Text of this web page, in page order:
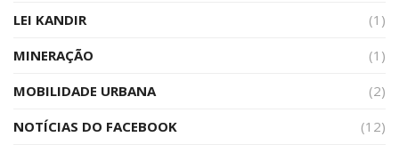
LEI KANDIR
(1)
MINERAÇÃO
(1)
MOBILIDADE URBANA
(2)
NOTÍCIAS DO FACEBOOK
(12)